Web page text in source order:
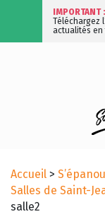
IMPORTANT :
Téléchargez
actualités en
Accueil >
Salles de Saint-
salle2